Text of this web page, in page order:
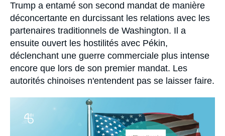
Trump a entamé son second mandat de manière
déconcertante en durcissant les relations avec les
partenaires traditionnels de Washington. Il a
ensuite ouvert les hostilités avec Pékin,
déclenchant une guerre commerciale plus intense
encore que lors de son premier mandat. Les
autorités chinoises n'entendent pas se laisser faire.